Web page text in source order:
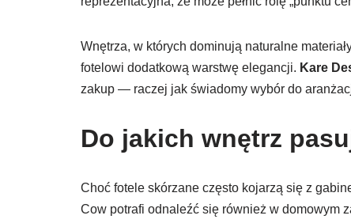
Wnętrza, w których dominują naturalne
fotelowi dodatkową warstwę elegancji. Kare
zakup — raczej jak świadomy wybór do
Do jakich wnętrz
Choć fotele skórzane często kojarzą się z
Cow potrafi odnaleźć się również w domowym